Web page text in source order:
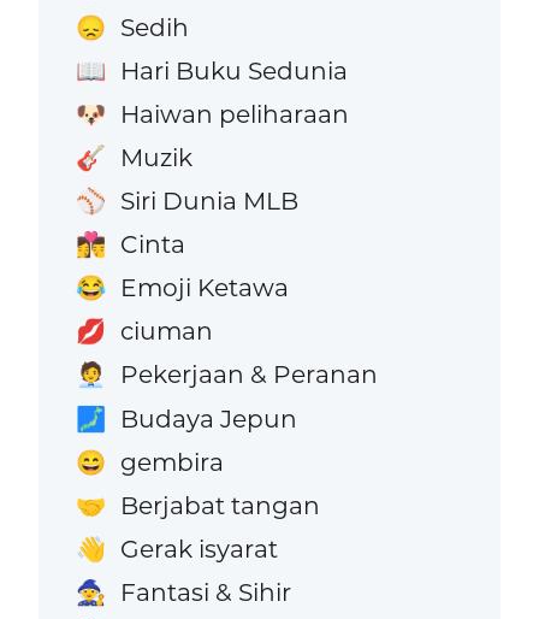
😞 Sedih
📖 Hari Buku Sedunia
🐶 Haiwan peliharaan
🎸 Muzik
⚾ Siri Dunia MLB
👩‍❤️‍💋‍👨 Cinta
😂 Emoji Ketawa
💋 ciuman
🧑‍💼 Pekerjaan & Peranan
🗾 Budaya Jepun
😄 gembira
🤝 Berjabat tangan
👋 Gerak isyarat
🧙 Fantasi & Sihir